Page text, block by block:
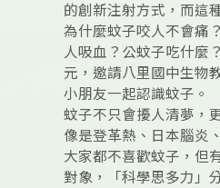
的創新注射方式，而這
為什麼蚊子咬人不會痛
人吸血？公蚊子吃什麼
元，邀請八里國中生物
小朋友一起認識蚊子。
蚊子不只會擾人清夢，
像是登革熱、日本腦
大家都不喜歡蚊子，但
對象，「科學思多力」